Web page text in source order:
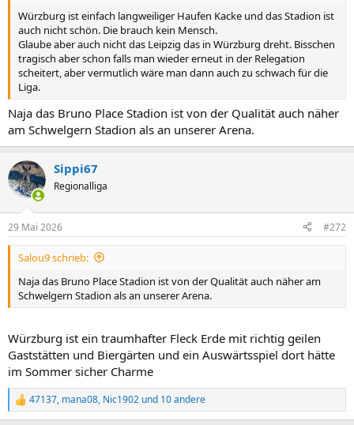
Würzburg ist einfach langweiliger Haufen Kacke und das Stadion ist
auch nicht schön. Die brauch kein Mensch.
Glaube aber auch nicht das Leipzig das in Würzburg dreht. Bisschen
tragisch aber schon falls man wieder erneut in der Relegation
scheitert, aber vermutlich wäre man dann auch zu schwach für die
Liga.
Naja das Bruno Place Stadion ist von der Qualität auch näher
am Schwelgern Stadion als an unserer Arena.
Sippi67
Regionalliga
29 Mai 2026 #272
Salou9 schrieb:
Naja das Bruno Place Stadion ist von der Qualität auch näher am
Schwelgern Stadion als an unserer Arena.
Würzburg ist ein traumhafter Fleck Erde mit richtig geilen
Gaststätten und Biergärten und ein Auswärtsspiel dort hätte
im Sommer sicher Charme
R
e
47137, mana08, Nic1902 und 10 andere